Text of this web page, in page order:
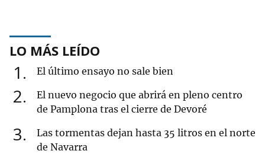
LO MÁS LEÍDO
1 El último ensayo no sale bien
2
El nuevo negocio que abrirá en pleno centro
de Pamplona tras el cierre de Devoré
3
Las tormentas dejan hasta 35 litros en el norte
de Navarra